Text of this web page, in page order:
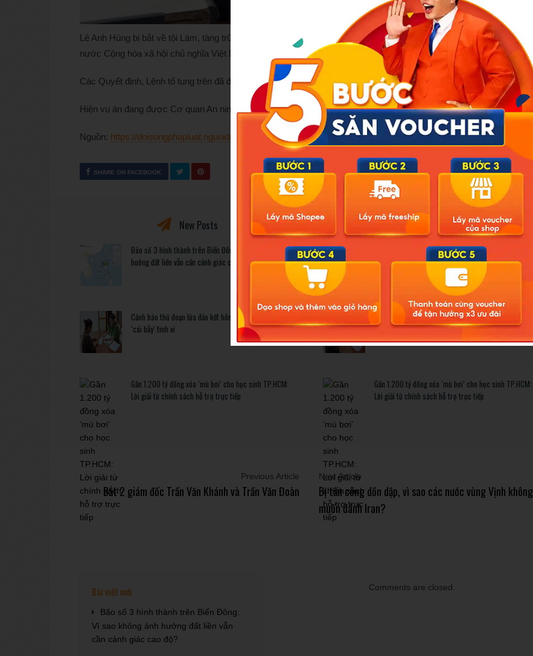
Lê Anh Hùng bị bắt về tội Làm, tàng trữ, phát tán hoặc tuyên truyền thông tin, tài liệu, vật phẩm nhằm chống Nhà
nước Cộng hòa xã hội chủ nghĩa Việt Nam, quy định tại Điều 117 Bộ luật Hình sự.
Các Quyết định, Lệnh tố tụng trên đã được Viện kiểm sát nhân dân TP Hà Nội phê chuẩn.
Hiện vụ án đang được Cơ quan An ninh điều tra Công an TP Hà Nội điều tra xử lý, theo quy định của pháp luật.
Nguồn: https://doisongphapluat.nguoiduatin.vn/ra-lenh-tam-giam-le-anh-hung-sn-1973-a619693.html
SHARE ON FACEBOOK
New Posts
Bão số 3 hình thành trên Biển Đông: Vì sao không ảnh
hưởng đất liền vẫn cần cảnh giác cao độ?
Cảnh báo thủ đoạn lừa đảo kết hôn: Khi sính lễ trở thành
‘cái bẫy’ tinh vi
Gần 1.200 tỷ đồng xóa ‘mù bơi’ cho học sinh TP.HCM:
Lời giải từ chính sách hỗ trợ trực tiếp
Related Posts
Bão số 3 hình thành trên Biển Đông: Vì sao không ảnh
hưởng đất liền vẫn cần cảnh giác cao độ?
Cảnh báo thủ đoạn lừa đảo kết hôn: Khi sính lễ trở thành
‘cái bẫy’ tinh vi
Gần 1.200 tỷ đồng xóa ‘mù bơi’ cho học sinh TP.HCM:
Lời giải từ chính sách hỗ trợ trực tiếp
Previous Article
Bắt 2 giám đốc Trần Văn Khánh và Trần Văn Đoàn
Next Article
Bị tấn công dồn dập, vì sao các nước vùng Vịnh không
muốn đánh Iran?
Bài viết mới
Bão số 3 hình thành trên Biển Đông:
Vì sao không ảnh hưởng đất liền vẫn
cần cảnh giác cao độ?
Comments are closed.